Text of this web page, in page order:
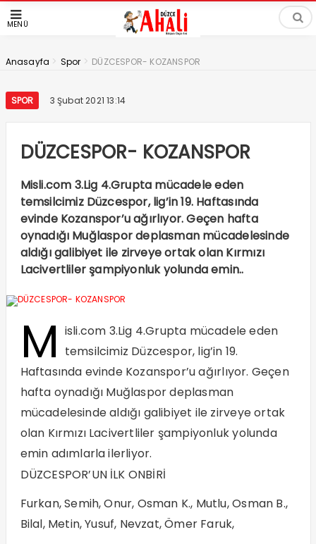
MENÜ
Anasayfa > Spor > DÜZCESPOR- KOZANSPOR
SPOR 3 Şubat 2021 13:14
DÜZCESPOR- KOZANSPOR
Misli.com 3.Lig 4.Grupta mücadele eden
temsilcimiz Düzcespor, lig’in 19. Haftasında
evinde Kozanspor’u ağırlıyor. Geçen hafta
oynadığı Muğlaspor deplasman mücadelesinde
aldığı galibiyet ile zirveye ortak olan Kırmızı
Lacivertliler şampiyonluk yolunda emin..
M isli.com 3.Lig 4.Grupta mücadele eden
temsilcimiz Düzcespor, lig’in 19.
Haftasında evinde Kozanspor’u ağırlıyor. Geçen
hafta oynadığı Muğlaspor deplasman
mücadelesinde aldığı galibiyet ile zirveye ortak
olan Kırmızı Lacivertliler şampiyonluk yolunda
emin adımlarla ilerliyor.
DÜZCESPOR’UN İLK ONBİRİ
Furkan, Semih, Onur, Osman K., Mutlu, Osman B.,
Bilal, Metin, Yusuf, Nevzat, Ömer Faruk,